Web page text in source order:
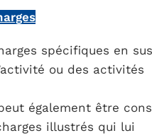
spécifiques en
ou des activités
également être
illustrés qui lui